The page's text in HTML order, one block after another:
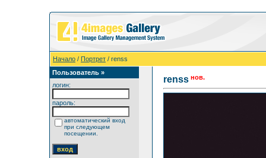
Начало / Портрет / renss
Пользователь »
логин:
пароль:
автоматический вход
при следующем
посещении.
renss нов.